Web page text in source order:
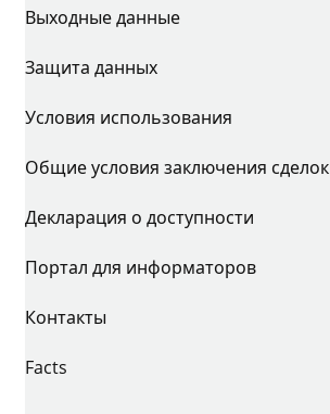
Выходные данные
Защита данных
Условия использования
Общие условия заключения сделок
Декларация о доступности
Портал для информаторов
Контакты
Facts